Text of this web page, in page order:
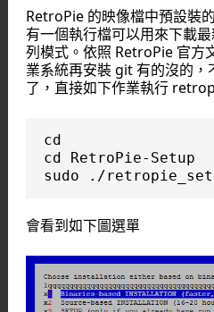
RetroPie 的映像檔中預設裝
有一個執行檔可以用來下載
列模式。依照 RetroPie 官方
業系統再安裝 git 有的沒的
了，直接如下作業執行
cd
cd RetroPie-Setup
sudo ./
會看到如下圖選單